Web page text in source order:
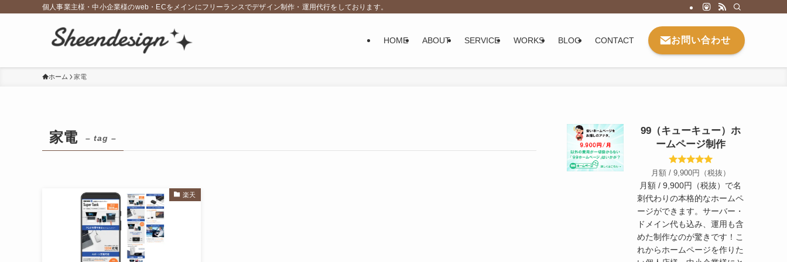
個人事業主様・中小企業様のweb・ECをメインにフリーランスでデザイン制作・運用代行をしております。
HOME ABOUT SERVICE WORKS BLOG CONTACT お問い合わせ
ホーム 家電
家電 – tag –
楽天
99（キューキュー）ホ
ームページ制作
月額 / 9,900円（税抜）
月額 / 9,900円（税抜）で名
刺代わりの本格的なホームペ
ージができます。サーバー・
ドメイン代も込み、運用も含
めた制作なのが驚きです！こ
れからホームページを作りた